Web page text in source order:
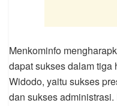
Menkominfo
dapat sukses dalam
Widodo, yaitu sukses
dan sukses